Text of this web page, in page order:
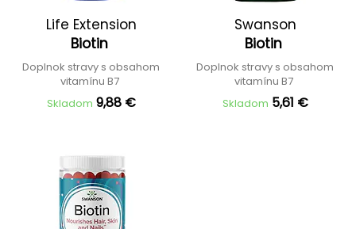
Life Extension
Biotin
Doplnok stravy s obsahom
vitamínu B7
Skladom 9,88 €
Swanson
Biotin
Doplnok stravy s obsahom
vitamínu B7
Skladom 5,61 €